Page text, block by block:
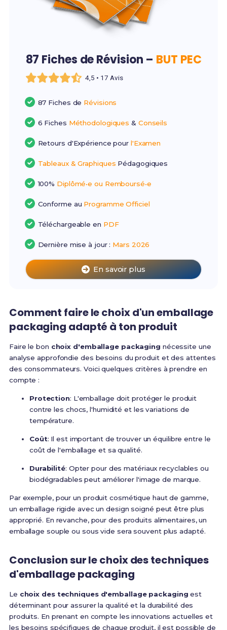
87 Fiches de Révision – BUT PEC
4,5 • 17 Avis
87 Fiches de Révisions
6 Fiches Méthodologiques & Conseils
Retours d'Expérience pour l'Examen
Tableaux & Graphiques Pédagogiques
100% Diplômé•e ou Remboursé•e
Conforme au Programme Officiel
Téléchargeable en PDF
Dernière mise à jour : Mars 2026
En savoir plus
Comment faire le choix d'un emballage
packaging adapté à ton produit
Faire le bon choix d'emballage packaging nécessite une
analyse approfondie des besoins du produit et des attentes
des consommateurs. Voici quelques critères à prendre en
compte :
Protection: L'emballage doit protéger le produit
contre les chocs, l'humidité et les variations de
température.
Coût: Il est important de trouver un équilibre entre le
coût de l'emballage et sa qualité.
Durabilité: Opter pour des matériaux recyclables ou
biodégradables peut améliorer l'image de marque.
Par exemple, pour un produit cosmétique haut de gamme,
un emballage rigide avec un design soigné peut être plus
approprié. En revanche, pour des produits alimentaires, un
emballage souple ou sous vide sera souvent plus adapté.
Conclusion sur le choix des techniques
d'emballage packaging
Le choix des techniques d'emballage packaging est
déterminant pour assurer la qualité et la durabilité des
produits. En prenant en compte les innovations actuelles et
les besoins spécifiques de chaque produit, il est possible de